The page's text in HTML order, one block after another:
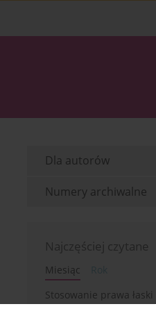
Dla autorów
Numery archiwalne
Najczęściej czytane
Miesiąc
Stosowanie prawa